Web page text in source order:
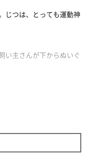
じつは、とっても運動神
い主さんが下からぬいぐ
”にする豆大福ちゃんで